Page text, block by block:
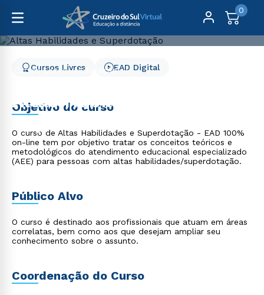
0
Cursos Livres
Educação
Altas Habilidades e
Superdotação
Cursos Livres EAD Digital
Objetivo do curso
O curso de Altas Habilidades e Superdotação - EAD 100%
on-line tem por objetivo tratar os conceitos teóricos e
metodológicos do atendimento educacional especializado
(AEE) para pessoas com altas habilidades/superdotação.
Público Alvo
O curso é destinado aos profissionais que atuam em áreas
correlatas, bem como aos que desejam ampliar seu
conhecimento sobre o assunto.
Coordenação do Curso